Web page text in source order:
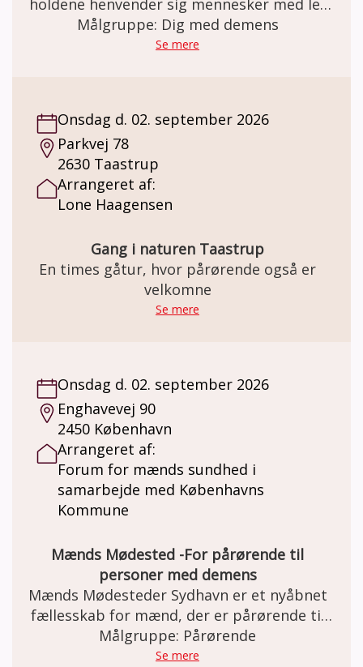
holdene henvender sig mennesker med let
til moderat demens og fortrinsvis til dem
over 60år. I Gentofte har vi nu holdt
næste hold, så længe man trives ved at
deltage. Vi har op til 12 kursister på holdet
og vi mødes hver uge i 2½ time. Den første
time har vi velkomst, fælles sang og fysiske
øvelser, da det er vigtigt at få god
time laver vi mange forskellige kognitive
øvelser og spil, som træner hjernen. Den
sidste halve time hygger vi med kaffe og
kage. For tiden mødes Gentofte holdet på
pårørende kunne tænke sig at deltage i
vores hjernesund hold, kan du kontakte
Demens konsulent Cristina Søgaard på mail
clg@gentofte.dk eller tlf. 29453971 Eller
tovholder Helle Christensen på mail
hc5a@get2net.dk Vi glæder os til at se dig
Målgruppe: Dig med demens
Se mere
Onsdag d. 02. september 2026
Parkvej 78
2630 Taastrup
Arrangeret af:
Lone Haagensen
Gang i naturen Taastrup
En times gåtur, hvor pårørende også er
velkomne
Se mere
Onsdag d. 02. september 2026
Enghavevej 90
2450 København
Arrangeret af:
Forum for mænds sundhed i
samarbejde med Københavns
Kommune
Mænds Mødested -For pårørende til
personer med demens
Mænds Mødesteder Sydhavn er et nyåbnet
fællesskab for mænd, der er pårørende til
en person med demens. Det nye fællesskab
er et uforpligtende frirum, hvor mænd kan
Målgruppe: Pårørende
Se mere